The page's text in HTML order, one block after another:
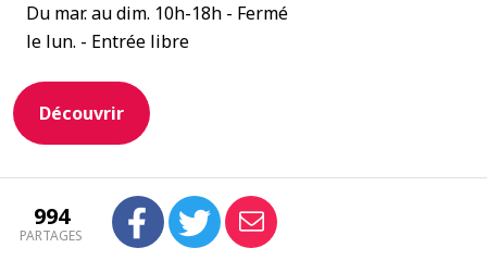
Du mar. au dim. 10h-18h - Fermé
le lun. - Entrée libre
Découvrir
994
PARTAGES